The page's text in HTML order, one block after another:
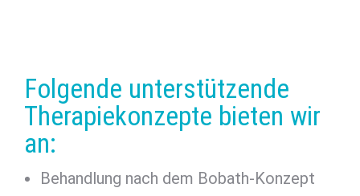
Folgende unterstützende
Therapiekonzepte bieten wir
an:
Behandlung nach dem Bobath-Konzept